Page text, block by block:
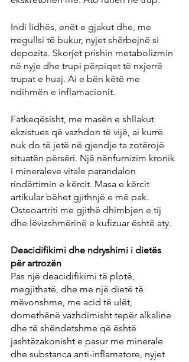
Indi lidhës, enët e gjakut dhe, me
rregullsi të bukur, nyjet shërbejnë si
depozita. Skorjet prishin metabolizmin
në nyje dhe trupi përpiqet të nxjerrë
trupat e huaj. Ai e bën këtë me
ndihmën e inflamacionit.
Fatkeqësisht, me masën e shllakut
ekzistues që vazhdon të vijë, ai kurrë
nuk do të jetë në gjendje ta zotërojë
situatën përsëri. Një nënfurnizim kronik
i mineraleve vitale parandalon
rindërtimin e kërcit. Masa e kërcit
artikular bëhet gjithnjë e më pak.
Osteoartriti me gjithë dhimbjen e tij
dhe lëvizshmërinë e kufizuar është aty.
Deacidifikimi dhe ndryshimi i dietës
për artrozën
Pas një deacidifikimi të plotë,
megjithatë, dhe me një dietë të
mëvonshme, me acid të ulët,
domethënë vazhdimisht tepër alkaline
dhe të shëndetshme që është
jashtëzakonisht e pasur me minerale
dhe substanca anti-inflamatore, nyjet